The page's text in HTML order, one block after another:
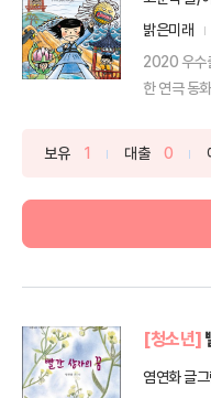
밝은미래
2020 우수
한 연극 동
보유 1 대출 0
[청소년]
염연화 글그